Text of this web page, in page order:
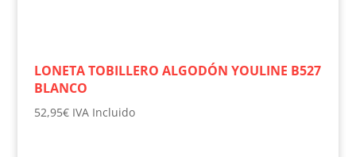
LONETA TOBILLERO ALGODÓN YOULINE B527
BLANCO
52,95€ IVA Incluido